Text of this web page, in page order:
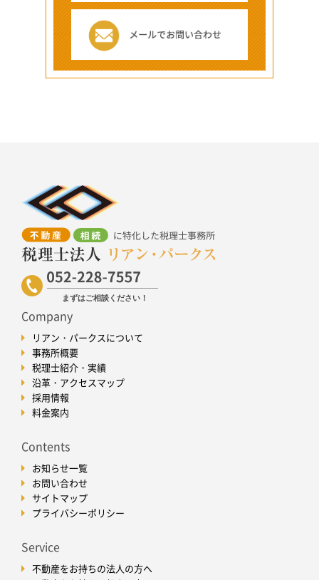
Company
リアン・パークスについて
事務所概要
税理士紹介・実績
沿革・アクセスマップ
採用情報
料金案内
Contents
お知らせ一覧
お問い合わせ
サイトマップ
プライバシーポリシー
Service
不動産をお持ちの法人の方へ